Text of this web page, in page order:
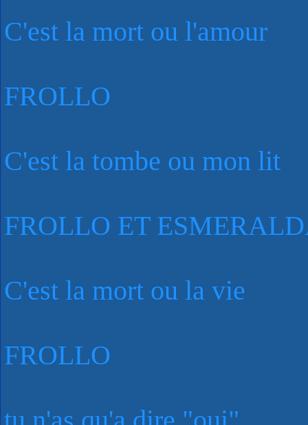
C'est la mort ou l'amour
FROLLO
C'est la tombe ou mon lit
FROLLO ET
C'est la mort ou la vie
FROLLO